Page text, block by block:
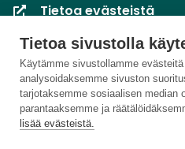
Tietoa sivustolla
Käytämme sivustollamme
analysoidaksemme sivuston
tarjotaksemme sosiaalisen median
parantaaksemme ja
lisää evästeistä.
Tietoa evästeistä
Evästeasetukset